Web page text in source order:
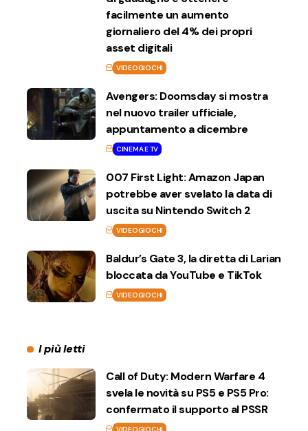
facilmente un aumento
giornaliero del 4% dei propri
asset digitali
VIDEOGIOCHI
Avengers: Doomsday si mostra
nel nuovo trailer ufficiale,
appuntamento a dicembre
CINEMA E TV
007 First Light: Amazon Japan
potrebbe aver svelato la data di
uscita su Nintendo Switch 2
VIDEOGIOCHI
Baldur’s Gate 3, la diretta di Larian
bloccata da YouTube e TikTok
VIDEOGIOCHI
I più letti
Call of Duty: Modern Warfare 4
svela le novità su PS5 e PS5 Pro:
confermato il supporto al PSSR